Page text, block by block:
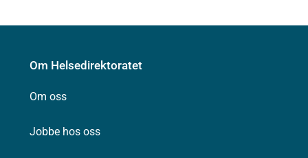
Om Helsedirektoratet
Om oss
Jobbe hos oss